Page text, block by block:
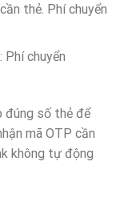
thẻ. Phí chuyển
chuyển
đúng số thẻ để
mã OTP cần
không tự động